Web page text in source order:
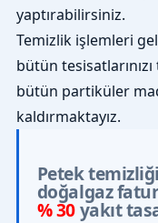
yaptırabilirsiniz.
Temizlik işlemleri
bütün
bütün partiküler
kaldırmaktayız.
Petek
doğalgaz
% 30yakıt